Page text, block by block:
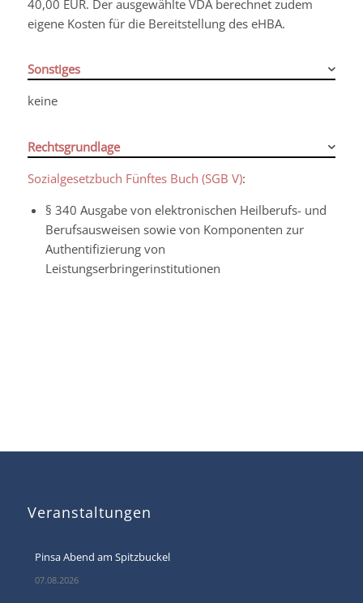
40,00 EUR. Der ausgewählte VDA berechnet zudem
eigene Kosten für die Bereitstellung des eHBA.
Sonstiges
keine
Rechtsgrundlage
Sozialgesetzbuch Fünftes Buch (SGB V):
§ 340 Ausgabe von elektronischen Heilberufs- und
Berufsausweisen sowie von Komponenten zur
Authentifizierung von
Leistungserbringerinstitutionen
Veranstaltungen
Pinsa Abend am Spitzbuckel
07.08.2026